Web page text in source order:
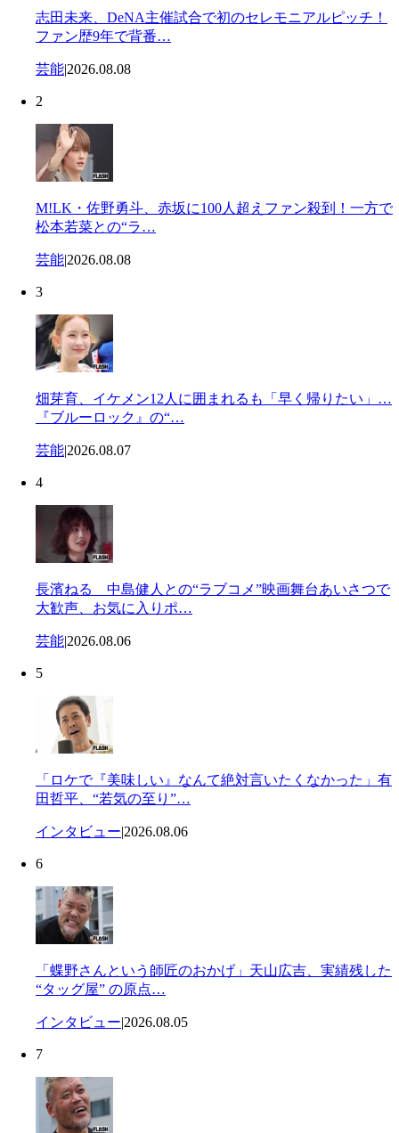
志田未来、DeNA主催試合で初のセレモニアルピッチ！
ファン歴9年で背番…
芸能|2026.08.08
2
M!LK・佐野勇斗、赤坂に100人超えファン殺到！一方で
松本若菜との“ラ…
芸能|2026.08.08
3
畑芽育、イケメン12人に囲まれるも「早く帰りたい」…
『ブルーロック』の“…
芸能|2026.08.07
4
長濱ねる 中島健人との“ラブコメ”映画舞台あいさつで
大歓声、お気に入りポ…
芸能|2026.08.06
5
「ロケで『美味しい』なんて絶対言いたくなかった」有
田哲平、“若気の至り”…
インタビュー|2026.08.06
6
「蝶野さんという師匠のおかげ」天山広吉、実績残した
“タッグ屋” の原点…
インタビュー|2026.08.05
7